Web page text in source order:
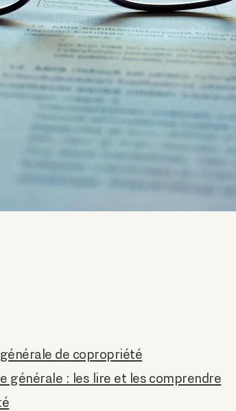
de copropriété
générale : les lire et les comprendre